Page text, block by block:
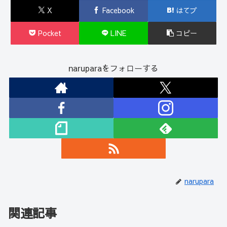
X Facebook はてブ
Pocket LINE コピー
naruparaをフォローする
narupara
関連記事